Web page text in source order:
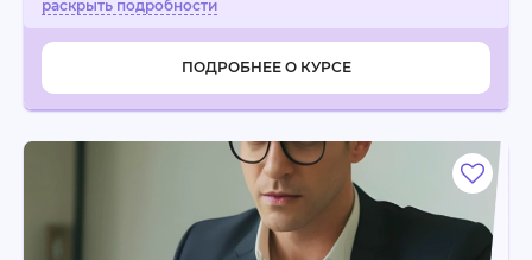
ПОДРОБНЕЕ О КУРСЕ